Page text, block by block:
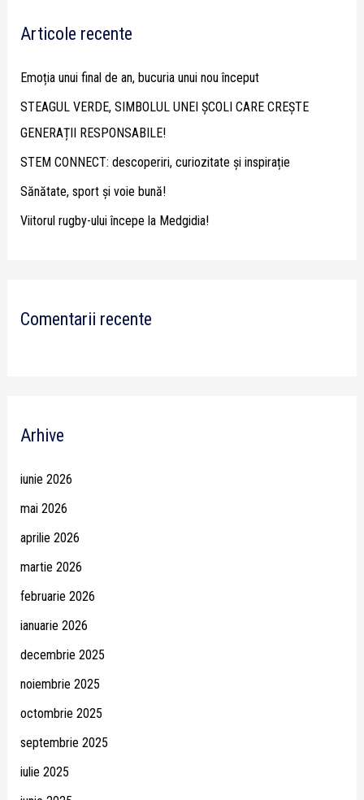
c
o
r
:
Articole recente
Emoția unui final de an, bucuria unui nou început
STEAGUL VERDE, SIMBOLUL UNEI ȘCOLI CARE CREȘTE
GENERAȚII RESPONSABILE!
STEM CONNECT: descoperiri, curiozitate și inspirație
Sănătate, sport și voie bună!
Viitorul rugby-ului începe la Medgidia!
Comentarii recente
Arhive
iunie 2026
mai 2026
aprilie 2026
martie 2026
februarie 2026
ianuarie 2026
decembrie 2025
noiembrie 2025
octombrie 2025
septembrie 2025
iulie 2025